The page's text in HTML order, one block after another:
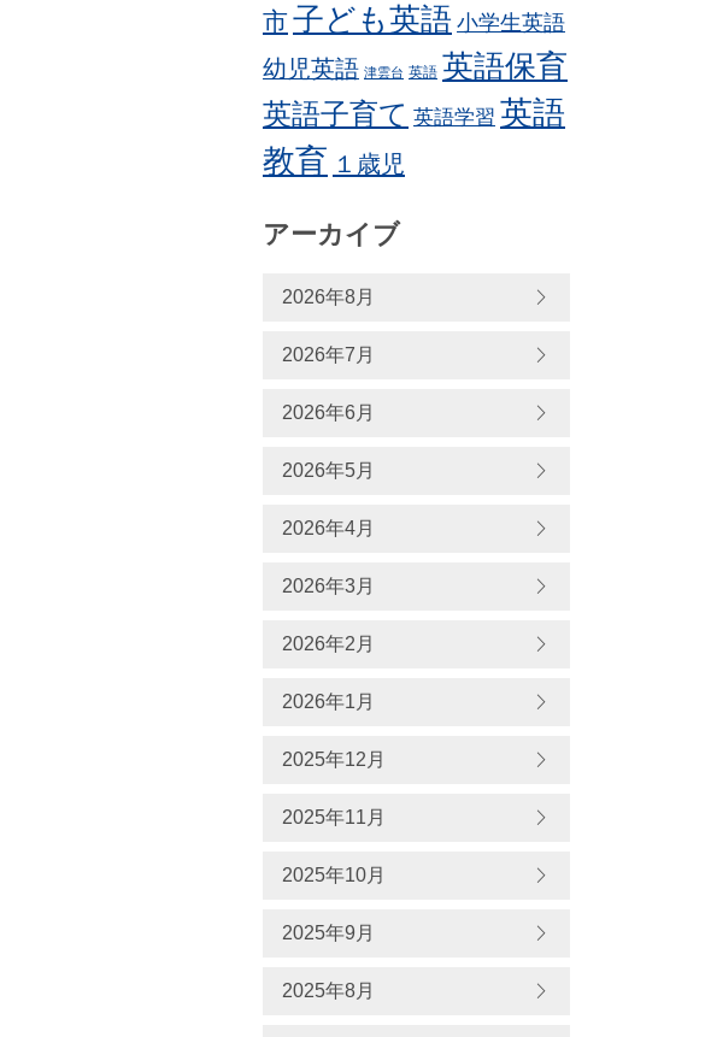
市子ども英語 小学生英語
幼児英語 津雲台 英語 英語保育
英語子育て 英語学習 英語
教育 １歳児
アーカイブ
2026年8月
2026年7月
2026年6月
2026年5月
2026年4月
2026年3月
2026年2月
2026年1月
2025年12月
2025年11月
2025年10月
2025年9月
2025年8月